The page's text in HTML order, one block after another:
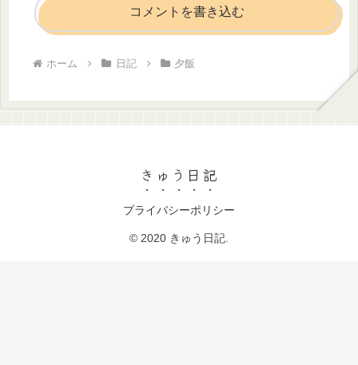
コメントを書き込む
ホーム 日記 夕飯
きゅう日記
プライバシーポリシー
© 2020 きゅう日記.